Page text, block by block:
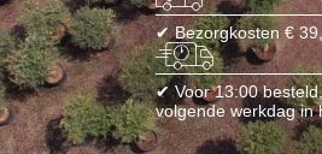
IMMERGRUENEBAEUME.DE
Botanicalgroup
BOTANICALGROUP.EU
BOTANICALGROUP.DE
BOTANICALGROUP.BE
✔ Bezorgkosten €
✔ Voor 13:00 besteld,
volgende werkdag in